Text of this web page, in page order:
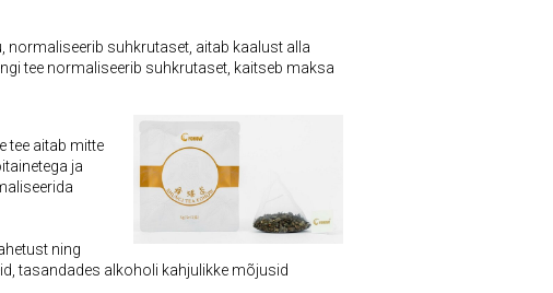
suhkrutaset, aitab kaalust alla
tee normaliseerib suhkrutaset, kaitseb maksa
tee aitab mitte
ja
ning
tasandades alkoholi kahjulikke mõjusid